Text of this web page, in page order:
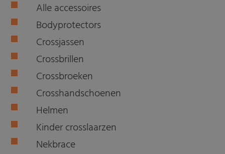
Alle accessoires
Bodyprotectors
Crossjassen
Crossbrillen
Crossbroeken
Crosshandschoenen
Helmen
Kinder crosslaarzen
Nekbrace